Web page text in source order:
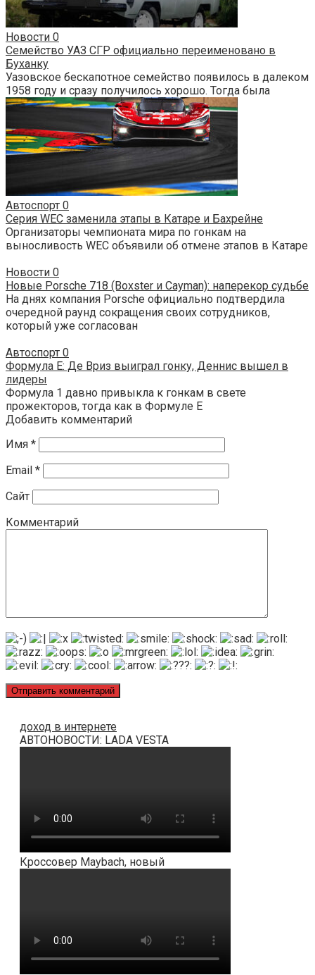
Новости 0
Семейство УАЗ СГР официально переименовано в
Буханку
Уазовское бескапотное семейство появилось в далеком
1958 году и сразу получилось хорошо. Тогда была
Автоспорт 0
Серия WEC заменила этапы в Катаре и Бахрейне
Организаторы чемпионата мира по гонкам на
выносливость WEC объявили об отмене этапов в Катаре
Новости 0
Новые Porsche 718 (Boxster и Cayman): наперекор судьбе
На днях компания Porsche официально подтвердила
очередной раунд сокращения своих сотрудников,
который уже согласован
Автоспорт 0
Формула E: Де Вриз выиграл гонку, Деннис вышел в
лидеры
Формула 1 давно привыкла к гонкам в свете
прожекторов, тогда как в Формуле E
Добавить комментарий
Имя *
Email *
Сайт
Комментарий
доход в интернете
АВТОНОВОСТИ: LADA VESTA
Кроссовер Maybach, новый